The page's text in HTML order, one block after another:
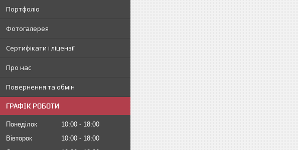
Портфоліо
Фотогалерея
Сертифікати і ліцензії
Про нас
Повернення та обмін
ГРАФІК РОБОТИ
Понеділок 10:00
18:00
Вівторок
10:00
18:00